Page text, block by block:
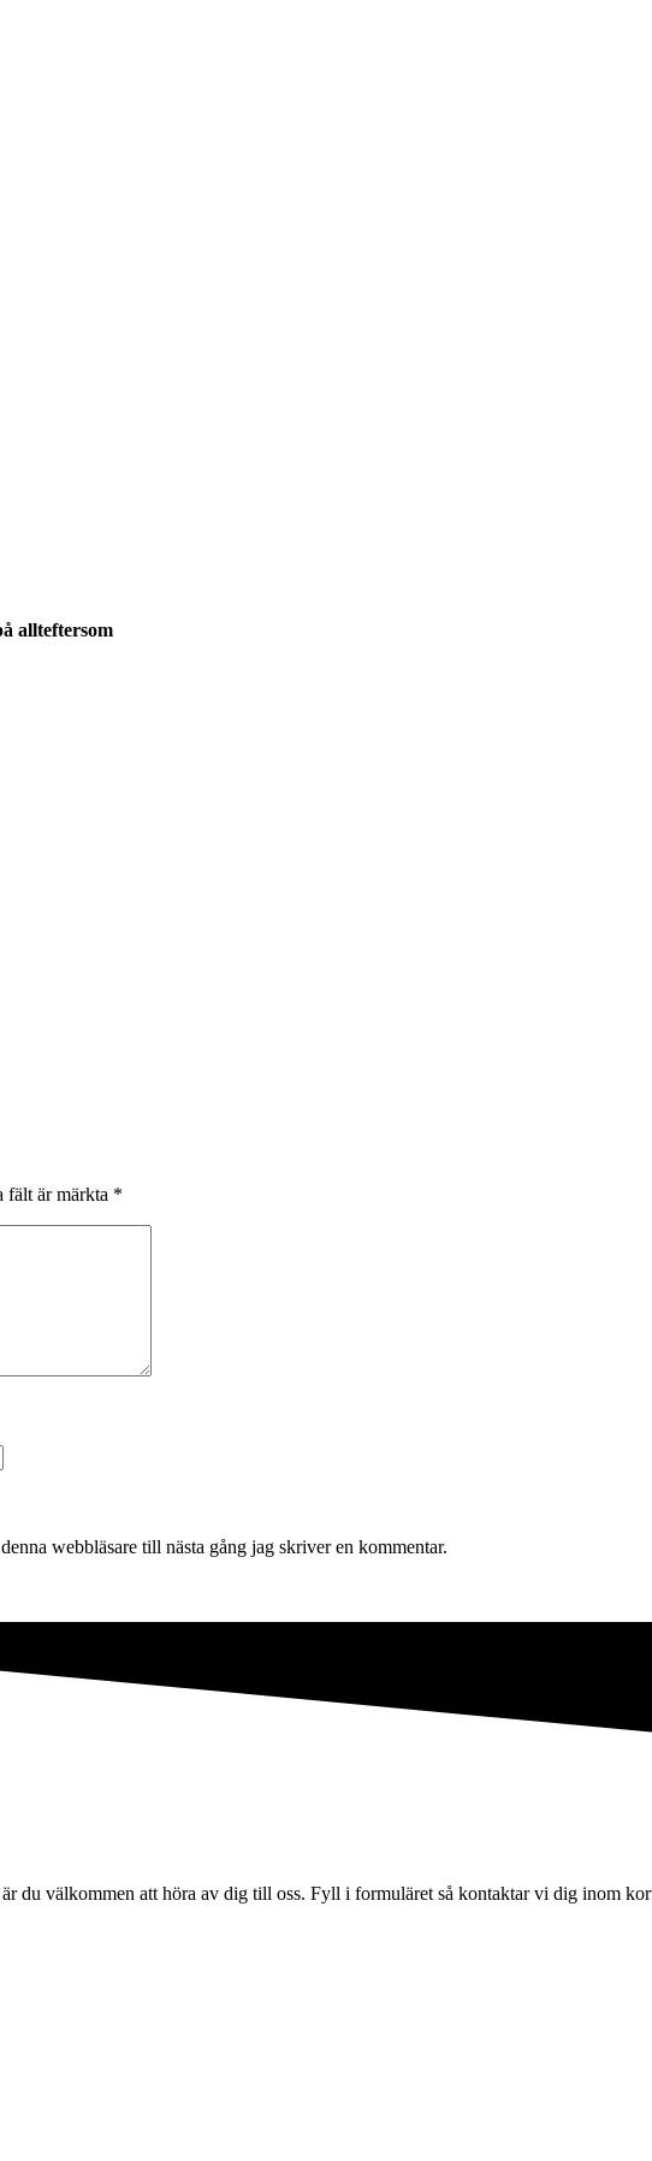
allteftersom
fält är märkta *
webbläsare till nästa gång jag skriver en kommentar.
du välkommen att höra av dig till oss. Fyll i formuläret så kontaktar vi dig inom